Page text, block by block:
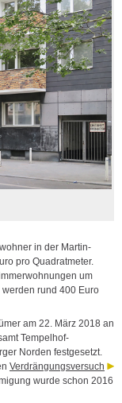
in der Martin-
pro Quadratmeter.
um
rund 400 Euro
am 22. März 2018 an
Tempelhof-
Norden festgesetzt.
Verdrängungsversuch
wurde schon 2016